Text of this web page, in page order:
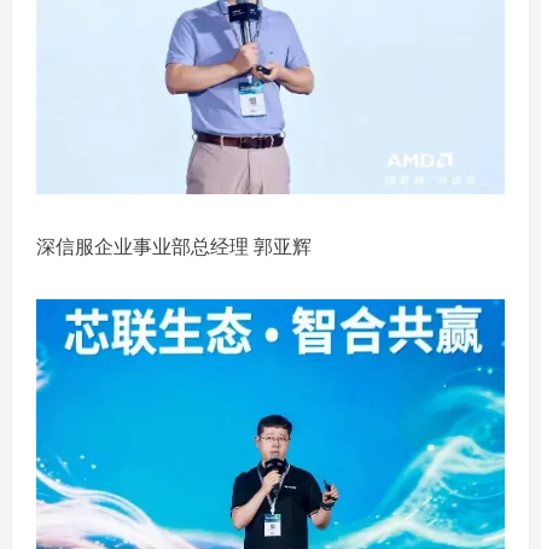
深信服企业事业部总经理 郭亚辉